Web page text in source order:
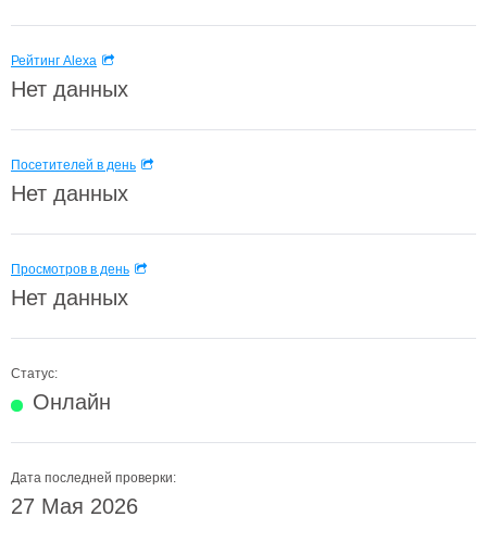
Рейтинг Alexa
Нет данных
Посетителей в день
Нет данных
Просмотров в день
Нет данных
Статус:
Онлайн
Дата последней проверки:
27 Мая 2026